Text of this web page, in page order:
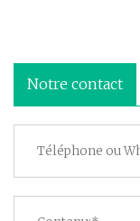
Notre contact